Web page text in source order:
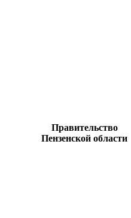
Правительство
Пензенской области